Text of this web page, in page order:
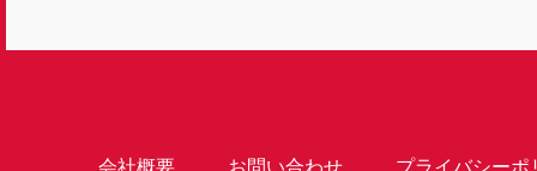
会社概要 お問い合わせ プライバシーポ